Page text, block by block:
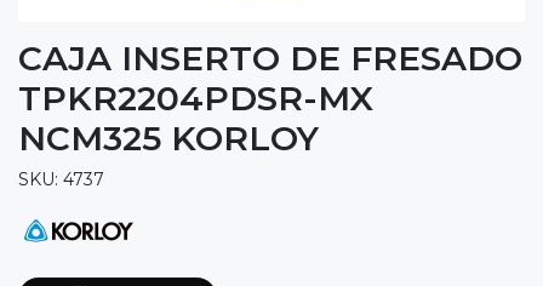
CAJA INSERTO DE FRESADO
TPKR2204PDSR-MX
NCM325 KORLOY
SKU: 4737